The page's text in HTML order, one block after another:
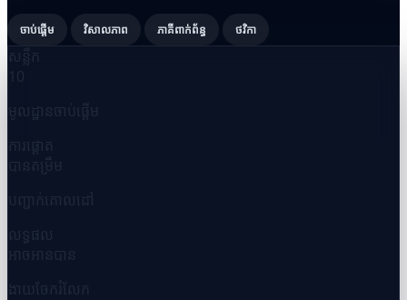
ចាប់ផ្តើម វិសាលភាព ភាគីពាក់ព័ន្ធ ថវិកា
សន្លឹក
មូលដ្ឋានចាប់ផ្តើម
ការផ្តោត
បានតម្រឹម
លទ្ធផល
អាចអានបាន
ងាយចែករំលែក